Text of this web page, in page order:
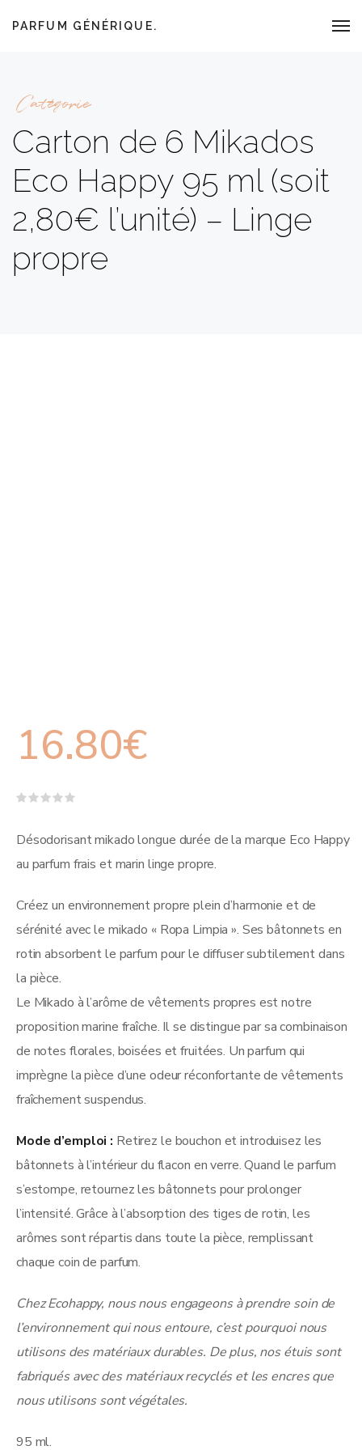
PARFUM GÉNÉRIQUE.
Catégorie
Carton de 6 Mikados
Eco Happy 95 ml (soit
2,80€ l’unité) – Linge
propre
16.80€
sur
5
Désodorisant mikado longue durée de la marque Eco Happy
au parfum frais et marin linge propre.
Créez un environnement propre plein d’harmonie et de
sérénité avec le mikado « Ropa Limpia ». Ses bâtonnets en
rotin absorbent le parfum pour le diffuser subtilement dans
la pièce.
Le Mikado à l’arôme de vêtements propres est notre
proposition marine fraîche. Il se distingue par sa combinaison
de notes florales, boisées et fruitées. Un parfum qui
imprègne la pièce d’une odeur réconfortante de vêtements
fraîchement suspendus.
Mode d’emploi : Retirez le bouchon et introduisez les
bâtonnets à l’intérieur du flacon en verre. Quand le parfum
s’estompe, retournez les bâtonnets pour prolonger
l’intensité. Grâce à l’absorption des tiges de rotin, les
arômes sont répartis dans toute la pièce, remplissant
chaque coin de parfum.
Chez Ecohappy, nous nous engageons à prendre soin de
l’environnement qui nous entoure, c’est pourquoi nous
utilisons des matériaux durables. De plus, nos étuis sont
fabriqués avec des matériaux recyclés et les encres que
nous utilisons sont végétales.
95 ml.